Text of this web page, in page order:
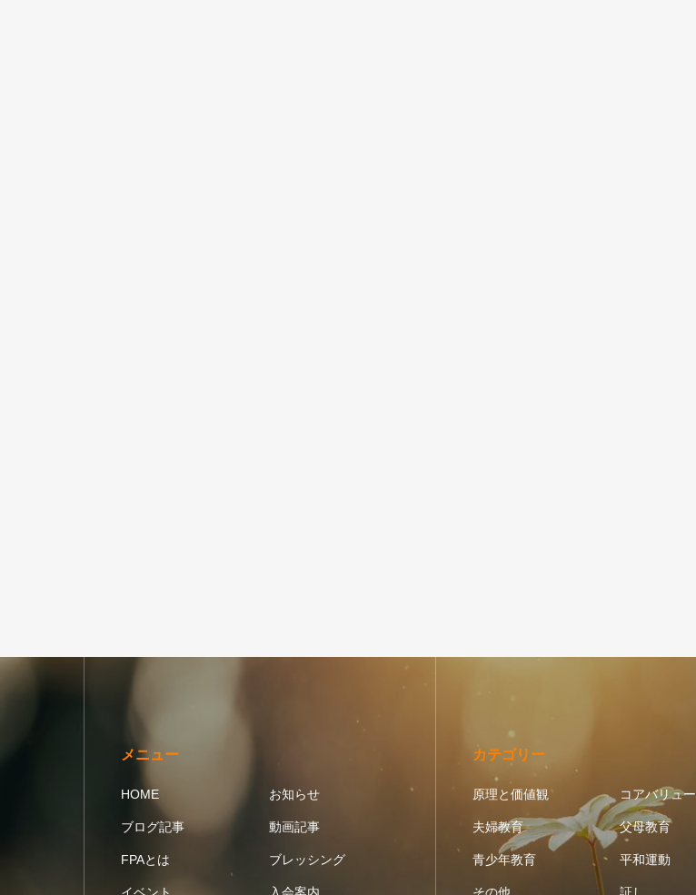
メニュー
HOME お知らせ
ブログ記事 動画記事
FPAとは ブレッシング
カテゴリー
原理と価値観 コアバリュー
夫婦教育 父母教育
青少年教育 平和運動